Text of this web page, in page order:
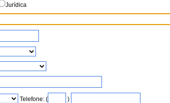
Jurídica
Telefone: ( )